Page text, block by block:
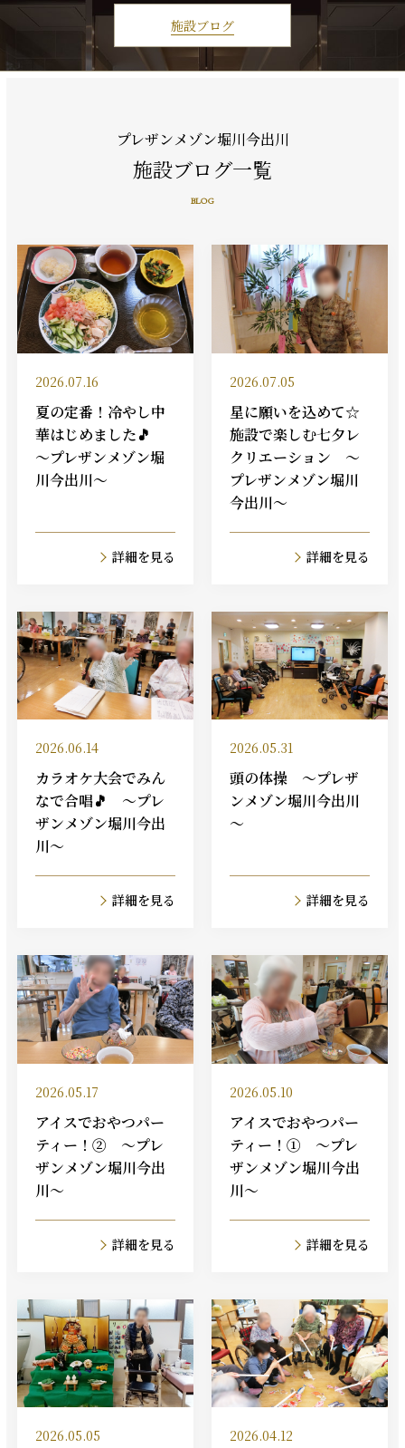
施設ブログ
プレザンメゾン堀川今出川
施設ブログ一覧
BLOG
2026.07.16
夏の定番！冷やし中
華はじめました🎵
～プレザンメゾン堀
川今出川～
詳細を見る
2026.07.05
星に願いを込めて☆
施設で楽しむ七夕レ
クリエーション ～
プレザンメゾン堀川
今出川～
詳細を見る
2026.06.14
カラオケ大会でみん
なで合唱🎵 ～プレ
ザンメゾン堀川今出
川～
詳細を見る
2026.05.31
頭の体操 ～プレザ
ンメゾン堀川今出川
～
詳細を見る
2026.05.17
アイスでおやつパー
ティー！② ～プレ
ザンメゾン堀川今出
川～
詳細を見る
2026.05.10
アイスでおやつパー
ティー！① ～プレ
ザンメゾン堀川今出
川～
詳細を見る
2026.05.05 2026.04.12